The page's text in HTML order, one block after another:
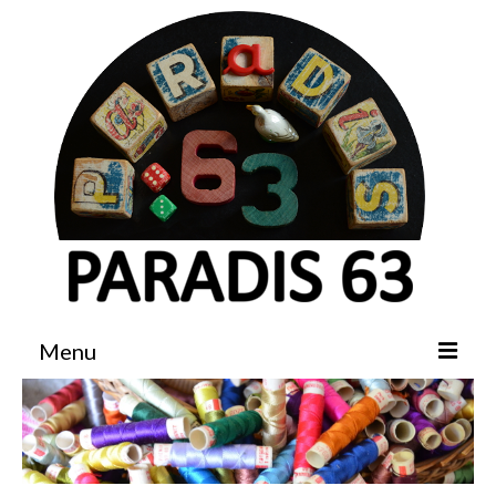
Menu
Accueil
Boutique